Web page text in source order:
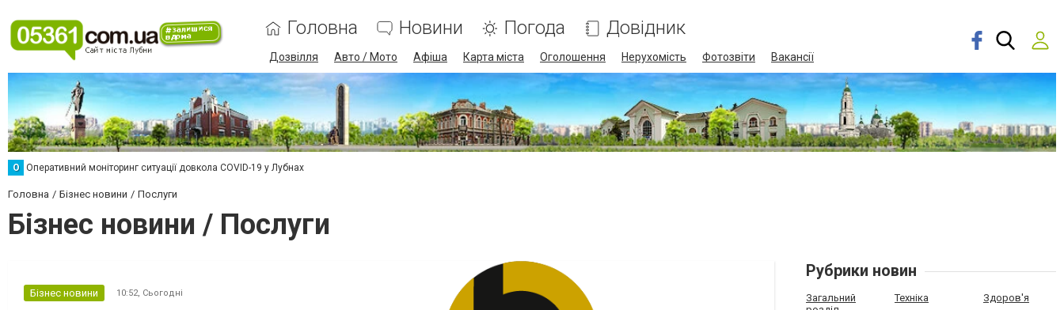
Головна Новини Погода Довідник
Дозвілля Авто / Мото Афіша Карта міста Оголошення Нерухомість Фотозвіти Вакансії
О Оперативний моніторинг ситуації довкола COVID-19 у Лубнах
Головна Бізнес новини Послуги
Бізнес новини / Послуги
Бізнес новини 10:52, Сьогодні
Рубрики новин
Загальний
Техніка Здоров'я